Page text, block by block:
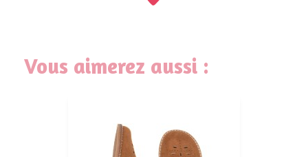
Vous aimerez aussi :